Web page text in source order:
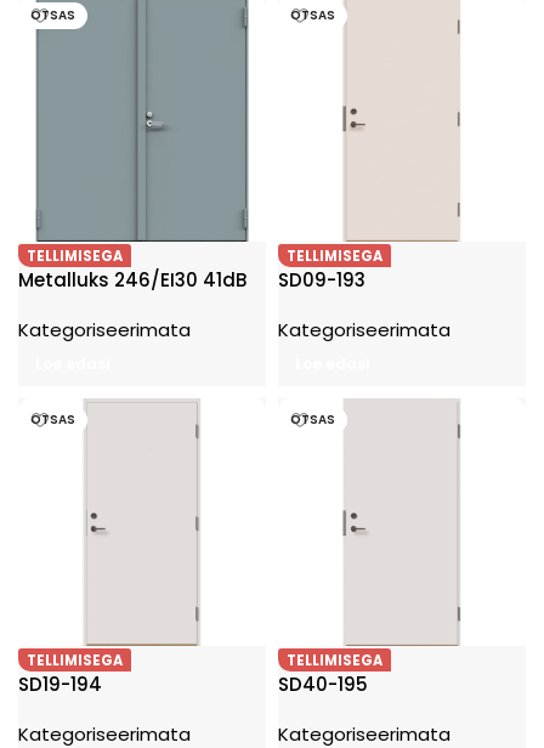
OTSAS
TELLIMISEGA
Metalluks 246/EI30 41dB
Kategoriseerimata
OTSAS
TELLIMISEGA
SD09-193
Kategoriseerimata
OTSAS
TELLIMISEGA
SD19-194
Kategoriseerimata
OTSAS
TELLIMISEGA
SD40-195
Kategoriseerimata